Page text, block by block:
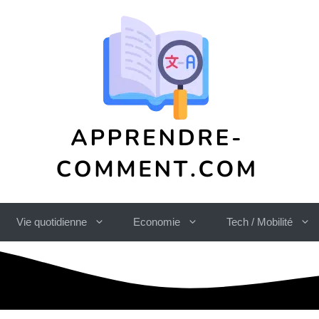
Vie quotidienne Economie Tech / Mobilité